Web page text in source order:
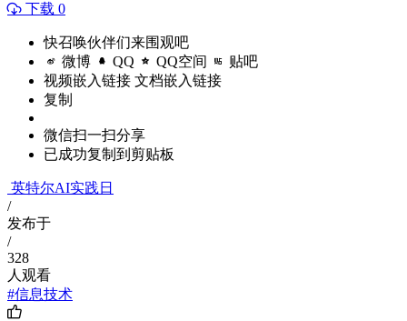
下载 0
快召唤伙伴们来围观吧
微博 QQ QQ空间 贴吧
视频嵌入链接 文档嵌入链接
复制
微信扫一扫分享
已成功复制到剪贴板
英特尔AI实践日
/
发布于
/
328
人观看
#信息技术